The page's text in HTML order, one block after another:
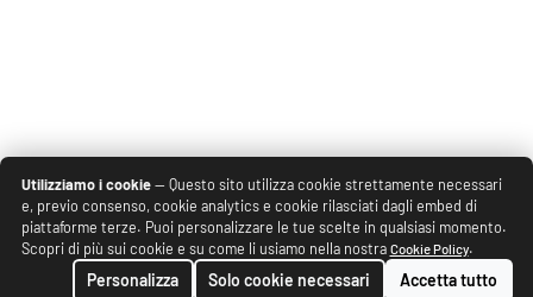
Utilizziamo i cookie— Questo sito utilizza cookie strettamente necessari
e, previo consenso, cookie analytics e cookie rilasciati dagli embed di
piattaforme terze. Puoi personalizzare le tue scelte in qualsiasi momento.
Scopri di più sui cookie e su come li usiamo nella nostra Cookie Policy.
Personalizza Solo cookie necessari Accetta tutto